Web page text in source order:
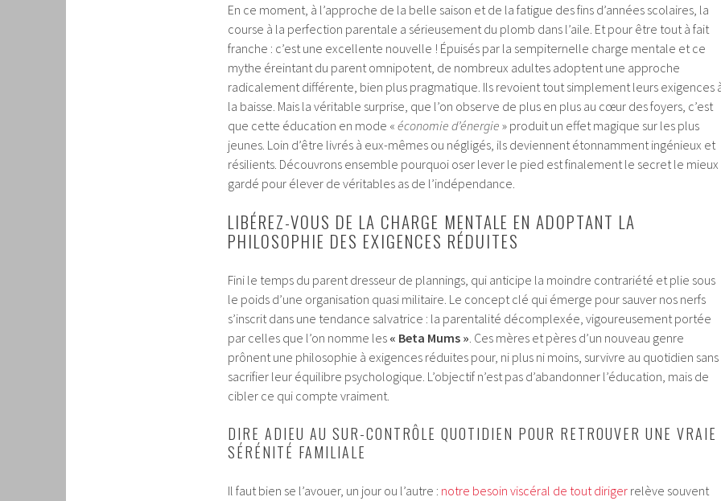
En ce moment, à l’approche de la belle saison et de la fatigue des fins d’années scolaires, la
course à la perfection parentale a sérieusement du plomb dans l’aile. Et pour être tout à fait
franche : c’est une excellente nouvelle ! Épuisés par la sempiternelle charge mentale et ce
mythe éreintant du parent omnipotent, de nombreux adultes adoptent une approche
radicalement différente, bien plus pragmatique. Ils revoient tout simplement leurs exigences
la baisse. Mais la véritable surprise, que l’on observe de plus en plus au cœur des foyers, c’est
que cette éducation en mode « économie d’énergie » produit un effet magique sur les plus
jeunes. Loin d’être livrés à eux-mêmes ou négligés, ils deviennent étonnamment ingénieux et
résilients. Découvrons ensemble pourquoi oser lever le pied est finalement le secret le mieux
gardé pour élever de véritables as de l’indépendance.
LIBÉREZ-VOUS DE LA CHARGE MENTALE EN ADOPTANT LA
PHILOSOPHIE DES EXIGENCES RÉDUITES
Fini le temps du parent dresseur de plannings, qui anticipe la moindre contrariété et plie sous
le poids d’une organisation quasi militaire. Le concept clé qui émerge pour sauver nos nerfs
s’inscrit dans une tendance salvatrice : la parentalité décomplexée, vigoureusement portée
par celles que l’on nomme les « Beta Mums ». Ces mères et pères d’un nouveau genre
prônent une philosophie à exigences réduites pour, ni plus ni moins, survivre au quotidien sans
sacrifier leur équilibre psychologique. L’objectif n’est pas d’abandonner l’éducation, mais de
cibler ce qui compte vraiment.
DIRE ADIEU AU SUR-CONTRÔLE QUOTIDIEN POUR RETROUVER UNE VRAIE
SÉRÉNITÉ FAMILIALE
Il faut bien se l’avouer, un jour ou l’autre : notre besoin viscéral de tout diriger relève souvent